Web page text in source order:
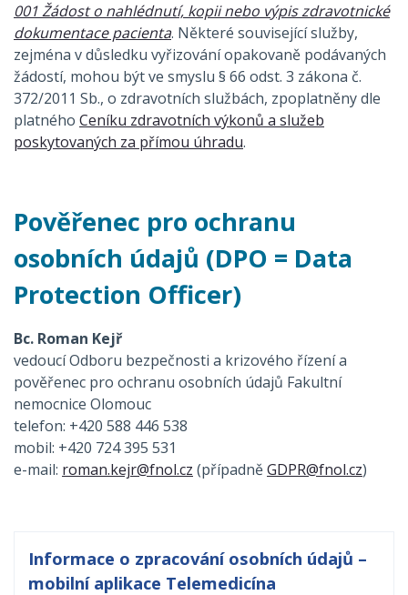
001 Žádost o nahlédnutí, kopii nebo výpis zdravotnické
dokumentace pacienta. Některé související služby,
zejména v důsledku vyřizování opakovaně podávaných
žádostí, mohou být ve smyslu § 66 odst. 3 zákona č.
372/2011 Sb., o zdravotních službách, zpoplatněny dle
platného Ceníku zdravotních výkonů a služeb
poskytovaných za přímou úhradu.
Pověřenec pro ochranu
osobních údajů (DPO = Data
Protection Officer)
Bc. Roman Kejř
vedoucí Odboru bezpečnosti a krizového řízení a
pověřenec pro ochranu osobních údajů Fakultní
nemocnice Olomouc
telefon: +420 588 446 538
mobil: +420 724 395 531
e-mail: roman.kejr@fnol.cz (případněGDPR@fnol.cz)
Informace o zpracování osobních údajů –
mobilní aplikace Telemedicína